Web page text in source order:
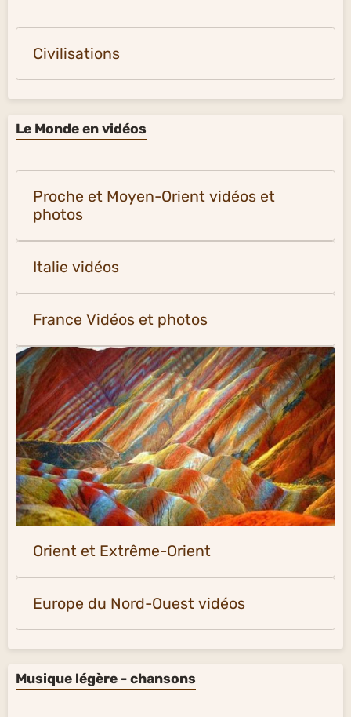
Civilisations
Le Monde en vidéos
Proche et Moyen-Orient vidéos et
photos
Italie vidéos
France Vidéos et photos
Orient et Extrême-Orient
Europe du Nord-Ouest vidéos
Musique légère - chansons